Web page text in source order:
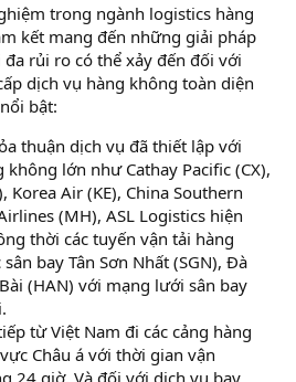
trong ngành logistics hàng
kết mang đến những giải pháp
rủi ro có thể xảy đến đối với
dịch vụ hàng không toàn diện
bật:
thuận dịch vụ đã thiết lập với
lớn như Cathay Pacific (CX),
Korea Air (KE), China Southern
(MH), ASL Logistics hiện
thời các tuyến vận tải hàng
bay Tân Sơn Nhất (SGN), Đà
(HAN) với mạng lưới sân bay
từ Việt Nam đi các cảng hàng
Châu á với thời gian vận
24 giờ. Và đối với dịch vụ bay